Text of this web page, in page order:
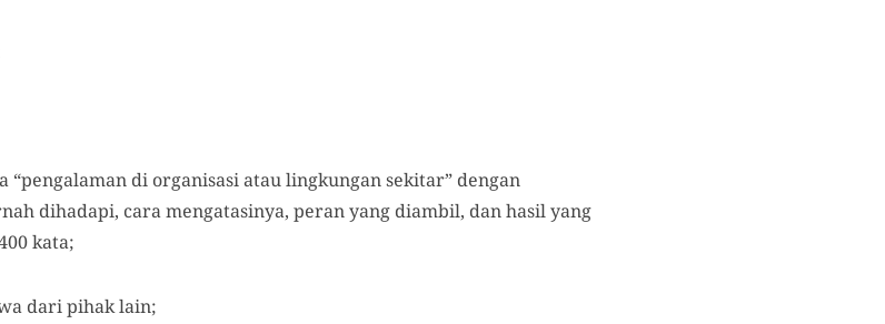
“pengalaman di organisasi atau lingkungan sekitar” dengan
dihadapi, cara mengatasinya, peran yang diambil, dan hasil yang
kata;
dari pihak lain;